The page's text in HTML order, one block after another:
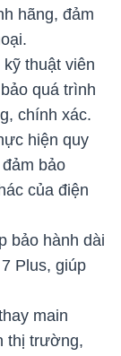
hãng, đảm
thuật viên
quá trình
chính xác.
hiện quy
bảo
của điện
bảo hành dài
Plus, giúp
main
thị trường,